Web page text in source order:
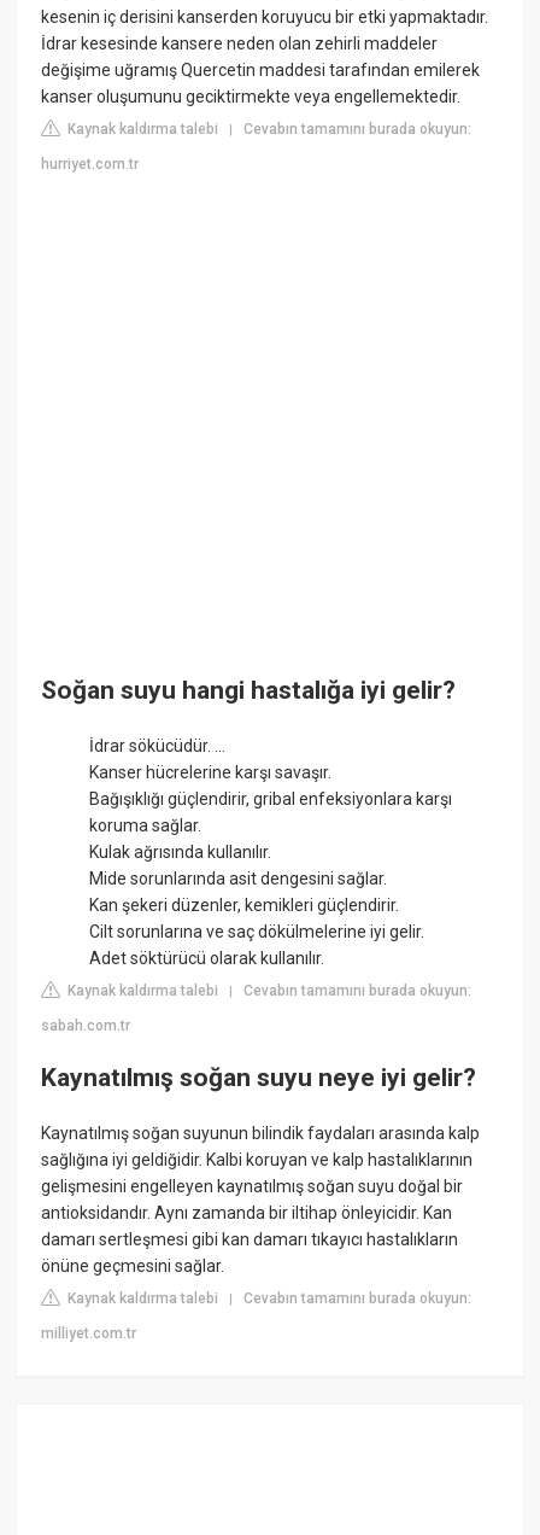
kesenin iç derisini kanserden koruyucu bir etki yapmaktadır.
İdrar kesesinde kansere neden olan zehirli maddeler
değişime uğramış Quercetin maddesi tarafından emilerek
kanser oluşumunu geciktirmekte veya engellemektedir.
Kaynak kaldırma talebi |Cevabın tamamını burada okuyun:
hurriyet.com.tr
Soğan suyu hangi hastalığa iyi gelir?
İdrar sökücüdür. ...
Kanser hücrelerine karşı savaşır.
Bağışıklığı güçlendirir, gribal enfeksiyonlara karşı
koruma sağlar.
Kulak ağrısında kullanılır.
Mide sorunlarında asit dengesini sağlar.
Kan şekeri düzenler, kemikleri güçlendirir.
Cilt sorunlarına ve saç dökülmelerine iyi gelir.
Adet söktürücü olarak kullanılır.
Kaynak kaldırma talebi |Cevabın tamamını burada okuyun:
sabah.com.tr
Kaynatılmış soğan suyu neye iyi gelir?
Kaynatılmış soğan suyunun bilindik faydaları arasında kalp
sağlığına iyi geldiğidir. Kalbi koruyan ve kalp hastalıklarının
gelişmesini engelleyen kaynatılmış soğan suyu doğal bir
antioksidandır. Aynı zamanda bir iltihap önleyicidir. Kan
damarı sertleşmesi gibi kan damarı tıkayıcı hastalıkların
önüne geçmesini sağlar.
Kaynak kaldırma talebi |Cevabın tamamını burada okuyun:
milliyet.com.tr